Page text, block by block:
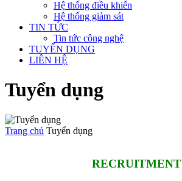
Hệ thống điều khiển
Hệ thống giảm sát
TIN TỨC
Tin tức công nghệ
TUYỂN DỤNG
LIÊN HỆ
Tuyển dụng
Trang chủ Tuyển dụng
RECRUITMENT